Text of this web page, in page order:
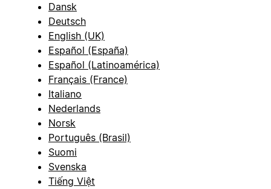
Dansk
Deutsch
English (UK)
Español (España)
Español (Latinoamérica)
Français (France)
Italiano
Nederlands
Norsk
Português (Brasil)
Suomi
Svenska
Tiếng Việt